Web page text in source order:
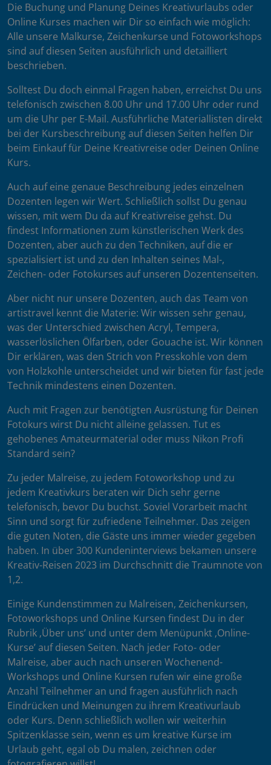
Die Buchung und Planung Deines Kreativurlaubs oder
Online Kurses machen wir Dir so einfach wie möglich:
Alle unsere Malkurse, Zeichenkurse und Fotoworkshops
sind auf diesen Seiten ausführlich und detailliert
beschrieben.
Solltest Du doch einmal Fragen haben, erreichst Du uns
telefonisch zwischen 8.00 Uhr und 17.00 Uhr oder rund
um die Uhr per E-Mail. Ausführliche Materiallisten direkt
bei der Kursbeschreibung auf diesen Seiten helfen Dir
beim Einkauf für Deine Kreativreise oder Deinen Online
Kurs.
Auch auf eine genaue Beschreibung jedes einzelnen
Dozenten legen wir Wert. Schließlich sollst Du genau
wissen, mit wem Du da auf Kreativreise gehst. Du
findest Informationen zum künstlerischen Werk des
Dozenten, aber auch zu den Techniken, auf die er
spezialisiert ist und zu den Inhalten seines Mal-,
Zeichen- oder Fotokurses auf unseren Dozentenseiten.
Aber nicht nur unsere Dozenten, auch das Team von
artistravel kennt die Materie: Wir wissen sehr genau,
was der Unterschied zwischen Acryl, Tempera,
wasserlöslichen Ölfarben, oder Gouache ist. Wir können
Dir erklären, was den Strich von Presskohle von dem
von Holzkohle unterscheidet und wir bieten für fast jede
Technik mindestens einen Dozenten.
Auch mit Fragen zur benötigten Ausrüstung für Deinen
Fotokurs wirst Du nicht alleine gelassen. Tut es
gehobenes Amateurmaterial oder muss Nikon Profi
Standard sein?
Zu jeder Malreise, zu jedem Fotoworkshop und zu
jedem Kreativkurs beraten wir Dich sehr gerne
telefonisch, bevor Du buchst. Soviel Vorarbeit macht
Sinn und sorgt für zufriedene Teilnehmer. Das zeigen
die guten Noten, die Gäste uns immer wieder gegeben
haben. In über 300 Kundeninterviews bekamen unsere
Kreativ-Reisen 2023 im Durchschnitt die Traumnote von
1,2.
Einige Kundenstimmen zu Malreisen, Zeichenkursen,
Fotoworkshops und Online Kursen findest Du in der
Rubrik ‚Über uns’ und unter dem Menüpunkt ‚Online-
Kurse’ auf diesen Seiten. Nach jeder Foto- oder
Malreise, aber auch nach unseren Wochenend-
Workshops und Online Kursen rufen wir eine große
Anzahl Teilnehmer an und fragen ausführlich nach
Eindrücken und Meinungen zu ihrem Kreativurlaub
oder Kurs. Denn schließlich wollen wir weiterhin
Spitzenklasse sein, wenn es um kreative Kurse im
Urlaub geht, egal ob Du malen, zeichnen oder